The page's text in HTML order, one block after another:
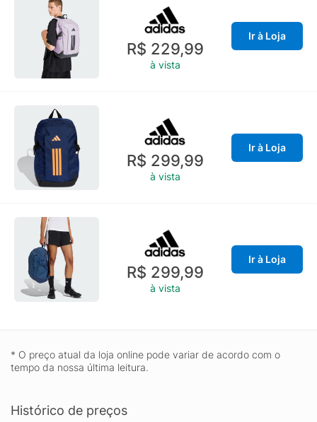
R$ 229,99
à vista
Ir à Loja
R$ 299,99
à vista
Ir à Loja
R$ 299,99
à vista
Ir à Loja
* O preço atual da loja online pode variar de acordo com o
tempo da nossa última leitura.
Histórico de preços